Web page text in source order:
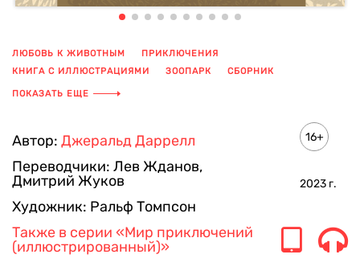
ЛЮБОВЬ К ЖИВОТНЫМ
ПРИКЛЮЧЕНИЯ
КНИГА С ИЛЛЮСТРАЦИЯМИ
ЗООПАРК
СБОРНИК
ИЗУЧЕНИЕ
ПОКАЗАТЬ ЕЩЕ
Автор: Джеральд Даррелл
Переводчики: Лев Жданов,
Дмитрий Жуков
Художник: Ральф Томпсон
16+
2023 г.
Также в серии «Мир приключений
(иллюстрированный)»